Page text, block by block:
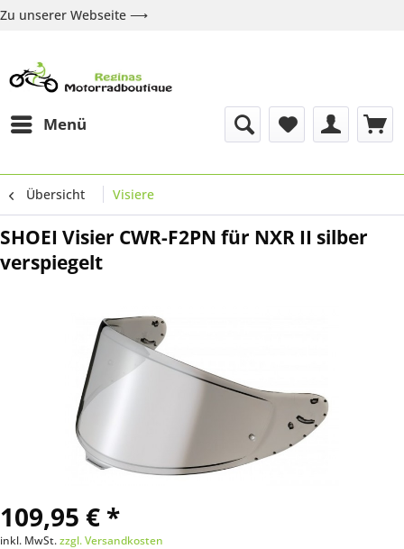
Zu unserer Webseite ⟶
Menü
Übersicht Visiere
SHOEI Visier CWR-F2PN für NXR II silber
verspiegelt
109,95 € *
inkl. MwSt.zzgl. Versandkosten